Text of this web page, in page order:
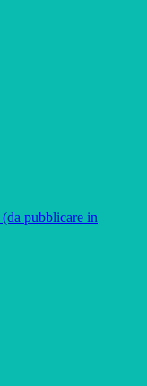
pubblicare in